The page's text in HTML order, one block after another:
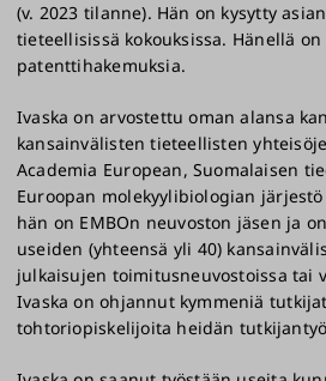
(v. 2023 tilanne). Hän on kysytty
tieteellisissä kokouksissa. Hänellä
patenttihakemuksia.
Ivaska on arvostettu oman alansa
kansainvälisten tieteellisten
Academia European, Suomalaisen
Euroopan molekyylibiologian järjestö
hän on EMBOn neuvoston jäsen ja
useiden (yhteensä yli 40)
julkaisujen toimitusneuvostoissa tai
Ivaska on ohjannut kymmeniä
tohtoriopiskelijoita heidän